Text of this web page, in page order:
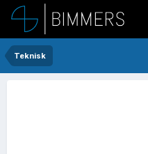
Teknisk